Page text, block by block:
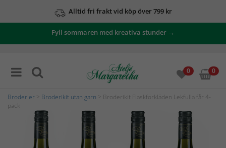
Alltid fri frakt vid köp över 799 kr
Fyll sommaren med kreativa stunder →
0 0
Broderier Broderikit utan garn > Broderikit Flaskförkläden Lekfulla får 4-
pack